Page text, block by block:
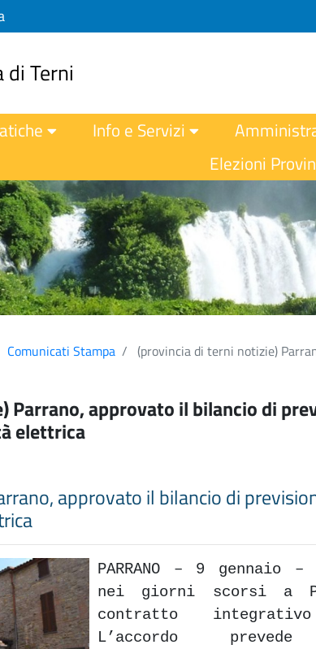
di Terni
Info e Servizi
Elezioni
Comunicati Stampa (provincia di terni notizie)
Parrano, approvato il bilancio di
elettrica
approvato il bilancio di
PARRANO – 9 gennaio
nei giorni scorsi a
contratto
L’accordo prevede